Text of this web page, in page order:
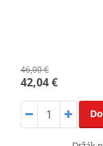
46,00 €
42,04 €